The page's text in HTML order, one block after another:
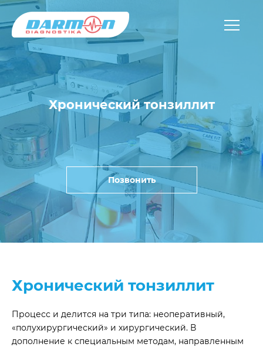
Хронический тонзиллит
Позвонить
Хронический тонзиллит
Процесс и делится на три типа: неоперативный,
«полухирургический» и хирургический. В
дополнение к специальным методам, направленным